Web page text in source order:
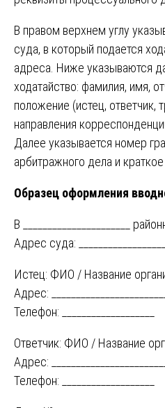
В правом верхнем углу
суда, в который подается
адреса. Ниже указываются
ходатайство: фамилия, имя,
положение (истец, ответчик,
направления
Далее указывается номер
арбитражного дела и
Образец оформления
В ______________________
Адрес суда:
Истец: ФИО / Название
Адрес:
Телефон: ___________________
Ответчик: ФИО / Название
Адрес:
Телефон: ___________________